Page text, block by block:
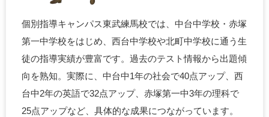
個別指導キャンパス東武練馬校では、中台中学校・赤塚
第一中学校をはじめ、西台中学校や北町中学校に通う生
徒の指導実績が豊富です。過去のテスト情報から出題傾
向を熟知。実際に、中台中1年の社会で40点アップ、西
台中2年の英語で32点アップ、赤塚第一中3年の理科で
25点アップなど、具体的な成果につながっています。